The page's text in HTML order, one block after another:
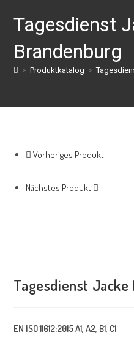
Tagesdienst
Brandenburg
> Produktkatalog >
Vorheriges Produkt
Nächstes Produkt
Tagesdienst
EN ISO 11612:2015 A1, A2, B1, C1